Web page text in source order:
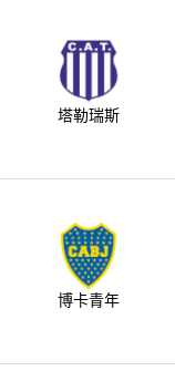
塔勒瑞斯
博卡青年